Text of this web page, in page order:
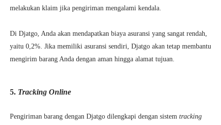
melakukan klaim jika pengiriman mengalami kendala.
Di Djatgo, Anda akan mendapatkan biaya asuransi yang sangat rendah,
yaitu 0,2%. Jika memiliki asuransi sendiri, Djatgo akan tetap membantu
mengirim barang Anda dengan aman hingga alamat tujuan.
5. Tracking Online
Pengiriman barang dengan Djatgo dilengkapi dengan sistem tracking